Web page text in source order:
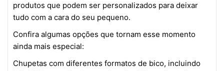
produtos que podem ser personalizados para deixar
tudo com a cara do seu pequeno.
Confira algumas opções que tornam esse momento
ainda mais especial:
Chupetas com diferentes formatos de bico, incluindo